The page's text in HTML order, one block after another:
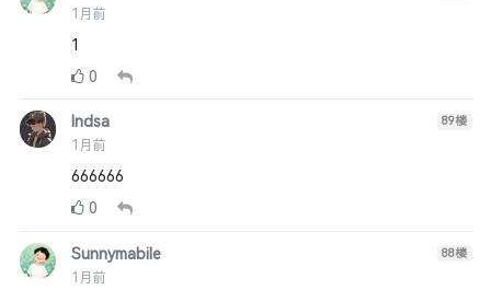
1月前
1
0
lndsa
1月前
89楼
666666
0
Sunnymabile
1月前
88楼